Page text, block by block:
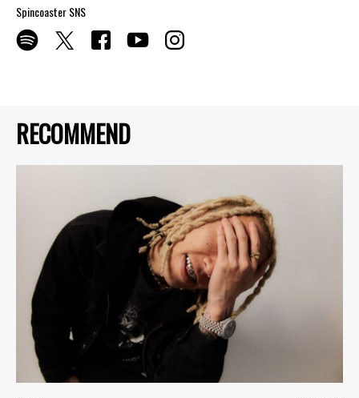
RECOMMEND
Spincoaster SNS